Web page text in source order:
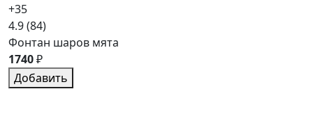
+35
4.9(84)
Фонтан шаров мята
1740₽
Добавить